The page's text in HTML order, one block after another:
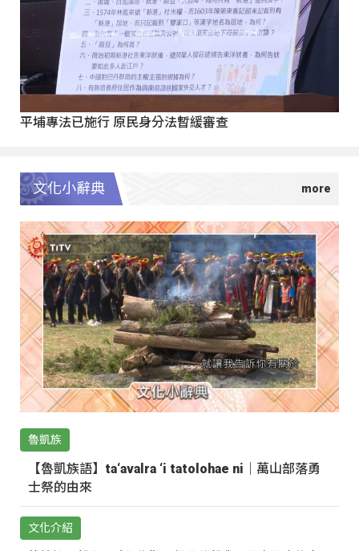
平埔專法已施行 原民身分法暫緩審查
文化小辭典
魯凱族
【魯凱族語】ta‘avalra ‘i tatolohae ni｜萬山部落勇
士祭的由來
文化介紹